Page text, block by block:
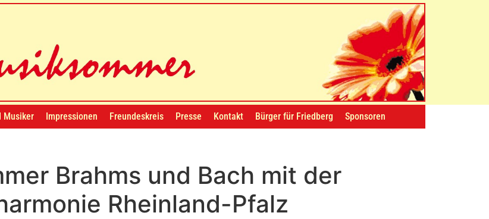
Musiker Impressionen Freundeskreis Presse Kontakt Bürger für Friedberg Sponsoren
Brahms und Bach mit der
Rheinland-Pfalz